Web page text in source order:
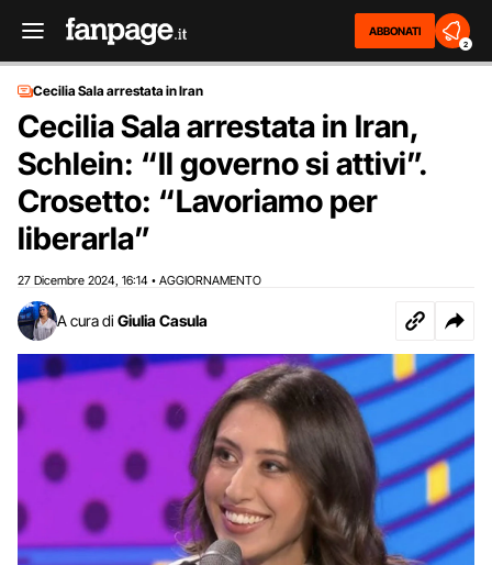
ABBONATI
2
Cecilia Sala arrestata in Iran
Cecilia Sala arrestata in Iran,
Schlein: “Il governo si attivi”.
Crosetto: “Lavoriamo per
liberarla”
27 Dicembre 2024 16:14 • AGGIORNAMENTO
A cura di Giulia Casula